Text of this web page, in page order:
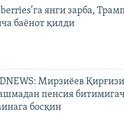
янги зарба,
баёнот қилди
Мирзиёев
пенсия
босқин